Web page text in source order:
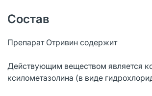
Состав
Препарат Отривин содержит
Действующим веществом является
ксилометазолина (в виде